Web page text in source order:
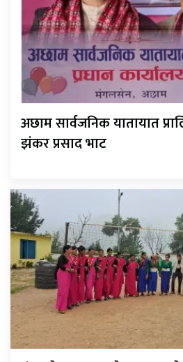
अछाम सार्वजनिक यातायात
झंकर प्रसाद भाट